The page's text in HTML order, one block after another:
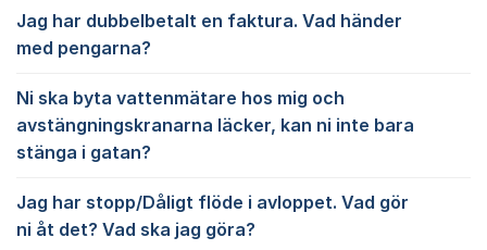
Jag har dubbelbetalt en faktura. Vad händer
med pengarna?
Ni ska byta vattenmätare hos mig och
avstängningskranarna läcker, kan ni inte bara
stänga i gatan?
Jag har stopp/Dåligt flöde i avloppet. Vad gör
ni åt det? Vad ska jag göra?